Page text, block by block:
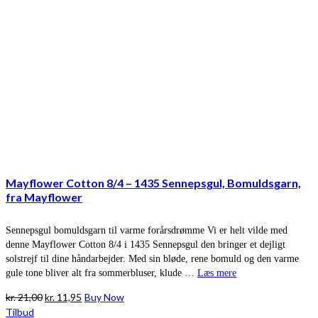
Mayflower Cotton 8/4 – 1435 Sennepsgul, Bomuldsgarn,
fra Mayflower
Sennepsgul bomuldsgarn til varme forårsdrømme Vi er helt vilde med
denne Mayflower Cotton 8/4 i 1435 Sennepsgul den bringer et dejligt
solstrejf til dine håndarbejder. Med sin bløde, rene bomuld og den varme
gule tone bliver alt fra sommerbluser, klude … Læs mere
kr.21,00Den
kr. 11,95 Den
Buy Now
Tilbud